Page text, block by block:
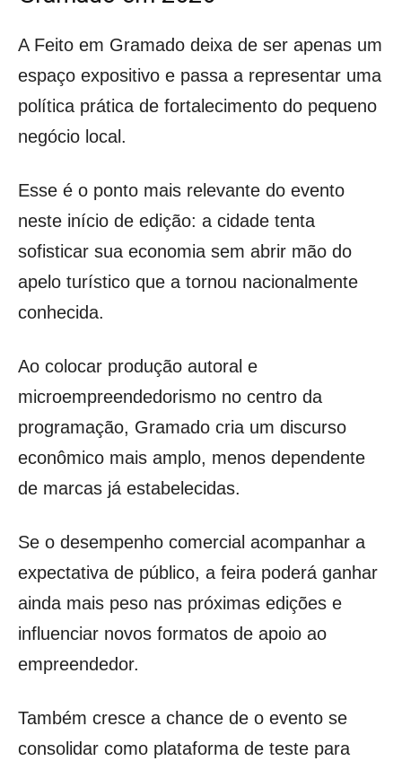
A Feito em Gramado deixa de ser apenas um
espaço expositivo e passa a representar uma
política prática de fortalecimento do pequeno
negócio local.
Esse é o ponto mais relevante do evento
neste início de edição: a cidade tenta
sofisticar sua economia sem abrir mão do
apelo turístico que a tornou nacionalmente
conhecida.
Ao colocar produção autoral e
microempreendedorismo no centro da
programação, Gramado cria um discurso
econômico mais amplo, menos dependente
de marcas já estabelecidas.
Se o desempenho comercial acompanhar a
expectativa de público, a feira poderá ganhar
ainda mais peso nas próximas edições e
influenciar novos formatos de apoio ao
empreendedor.
Também cresce a chance de o evento se
consolidar como plataforma de teste para